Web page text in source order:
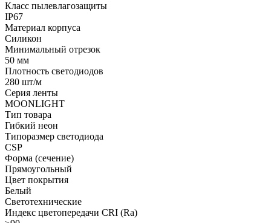
Класс пылевлагозащиты
IP67
Материал корпуса
Силикон
Минимальный отрезок
50 мм
Плотность светодиодов
280 шт/м
Серия ленты
MOONLIGHT
Тип товара
Гибкий неон
Типоразмер светодиода
CSP
Форма (сечение)
Прямоугольный
Цвет покрытия
Белый
Светотехнические
Индекс цветопередачи CRI (Ra)